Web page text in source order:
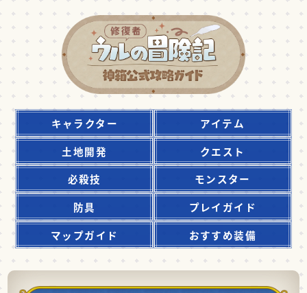
キャラクター
アイテム
土地開発
クエスト
必殺技
モンスター
防具
プレイガイド
マップガイド
おすすめ装備